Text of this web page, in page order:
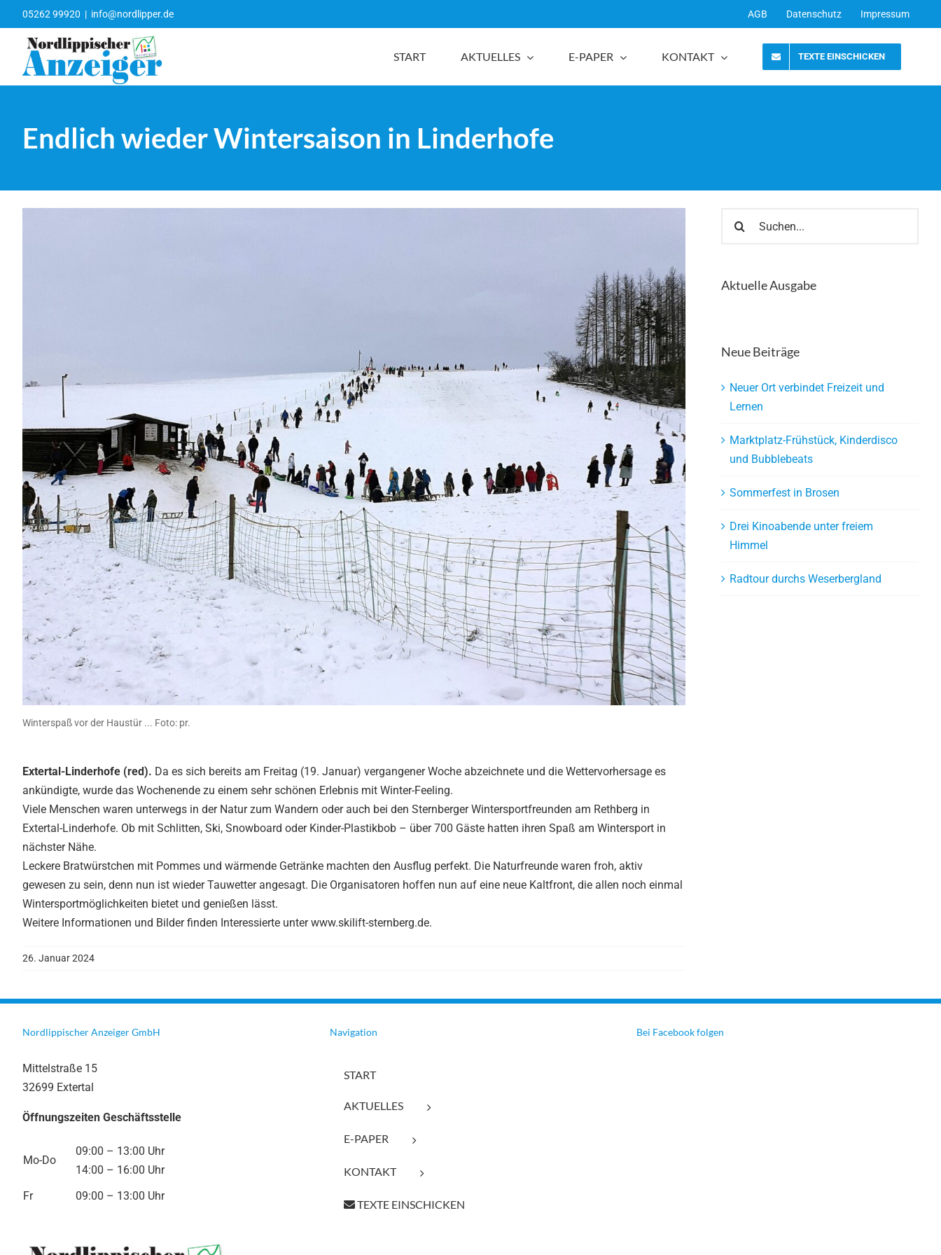
Inhalt
springen
05262 99920 | info@nordlipper.de AGB Datenschutz Impressum
START AKTUELLES E-PAPER KONTAKT TEXTE EINSCHICKEN
Endlich wieder Wintersaison in Linderhofe
Winterspaß vor der Haustür ... Foto: pr.
Extertal-Linderhofe (red). Da es sich bereits am Freitag (19. Januar) vergangener Woche abzeichnete und die Wettervorhersage es
ankündigte, wurde das Wochenende zu einem sehr schönen Erlebnis mit Winter-Feeling.
Viele Menschen waren unterwegs in der Natur zum Wandern oder auch bei den Sternberger Wintersportfreunden am Rethberg in
Extertal-Linderhofe. Ob mit Schlitten, Ski, Snowboard oder Kinder-Plastikbob – über 700 Gäste hatten ihren Spaß am Wintersport in
nächster Nähe.
Leckere Bratwürstchen mit Pommes und wärmende Getränke machten den Ausflug perfekt. Die Naturfreunde waren froh, aktiv
gewesen zu sein, denn nun ist wieder Tauwetter angesagt. Die Organisatoren hoffen nun auf eine neue Kaltfront, die allen noch einmal
Wintersportmöglichkeiten bietet und genießen lässt.
Weitere Informationen und Bilder finden Interessierte unter www.skilift-sternberg.de.
26. Januar 2024
nach:
Aktuelle Ausgabe
Neue Beiträge
Neuer Ort verbindet Freizeit und
Lernen
Marktplatz-Frühstück, Kinderdisco
und Bubblebeats
Sommerfest in Brosen
Drei Kinoabende unter freiem
Himmel
Radtour durchs Weserbergland
Nordlippischer Anzeiger GmbH
Mittelstraße 15
32699 Extertal
Öffnungszeiten Geschäftsstelle
Mo-Do
09:00 – 13:00 Uhr
14:00 – 16:00 Uhr
Fr
09:00 – 13:00 Uhr
Navigation
START
AKTUELLES
E-PAPER
KONTAKT
TEXTE EINSCHICKEN
Bei Facebook folgen